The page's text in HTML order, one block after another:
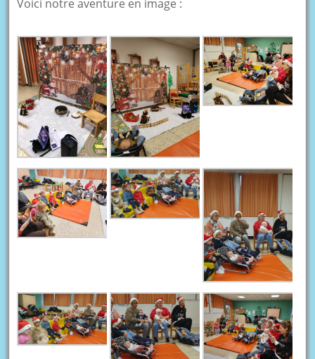
Voici notre aventure en image :